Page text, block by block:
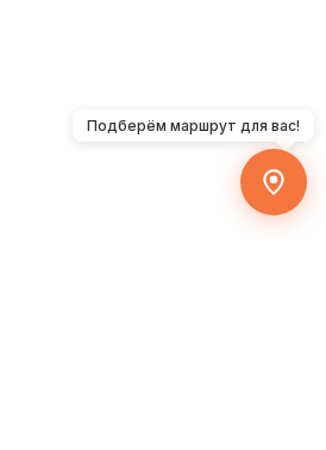
Подберём маршрут для вас!